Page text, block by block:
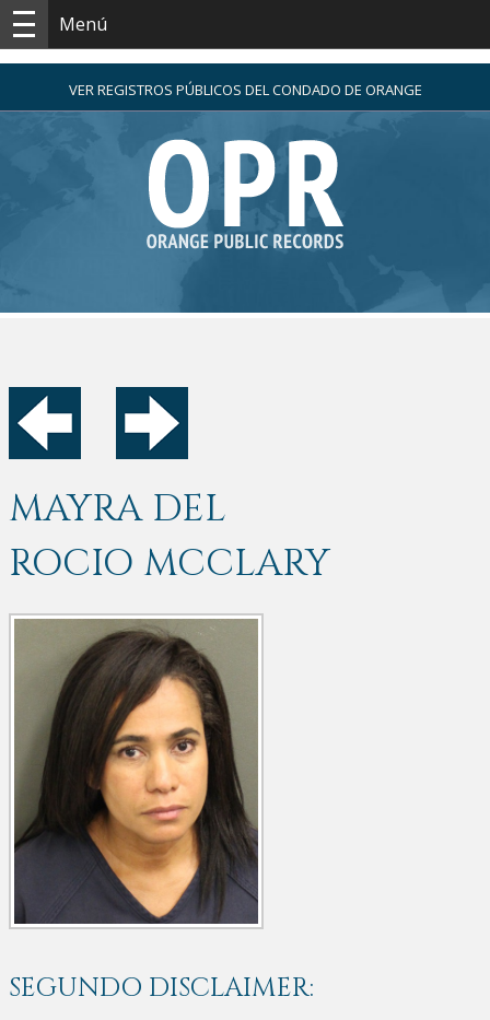
Menú
VER REGISTROS PÚBLICOS DEL CONDADO DE ORANGE
MAYRA DEL
ROCIO MCCLARY
SEGUNDO DISCLAIMER: